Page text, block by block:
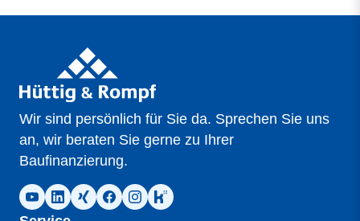
Wir sind persönlich für Sie da. Sprechen Sie uns
an, wir beraten Sie gerne zu Ihrer
Baufinanzierung.